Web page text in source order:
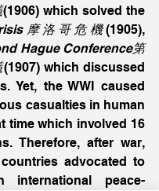
摩洛哥危機(1905),
Hague Conference第
(1907) which discussed
Yet, the WWI caused
casualties in human
time which involved 16
Therefore, after war,
advocated to
international peace-